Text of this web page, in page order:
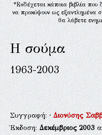
*Ενδέχεται κάποια βιβλία που
να προκύψουν ως εξαντλημένα
θα λάβετε
Η σούμα
1963-2003
Συγγραφή:·Διονύσης
Έκδοση:Δεκέμβριος 2003